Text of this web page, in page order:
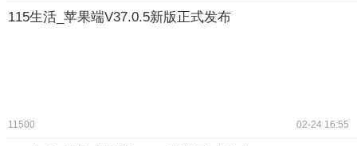
115生活_苹果端V37.0.5新版正式发布
11500 02-24 16:55